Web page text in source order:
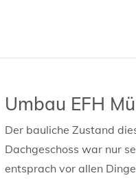
Umbau EFH
Der bauliche Zustand
Dachgeschoss war nur
entsprach vor allen